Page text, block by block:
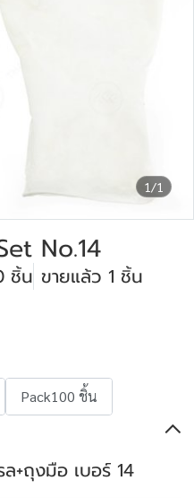
1/1
No.14
ชิ้น ขายแล้ว 1 ชิ้น
Pack100 ชิ้น
+ถุงมือ เบอร์ 14